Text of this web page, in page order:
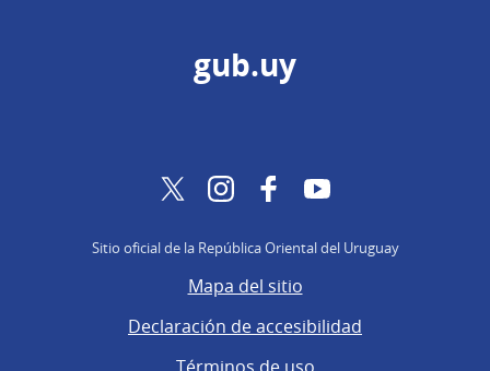
gub.uy
TwitterInstagramFacebookYouTube
Sitio oficial de la República Oriental del Uruguay
Mapa del sitio
Declaración de accesibilidad